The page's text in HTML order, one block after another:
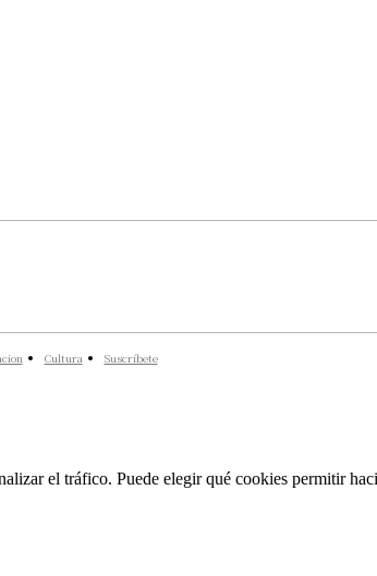
Cultura Suscríbete
el tráfico. Puede elegir qué cookies permitir